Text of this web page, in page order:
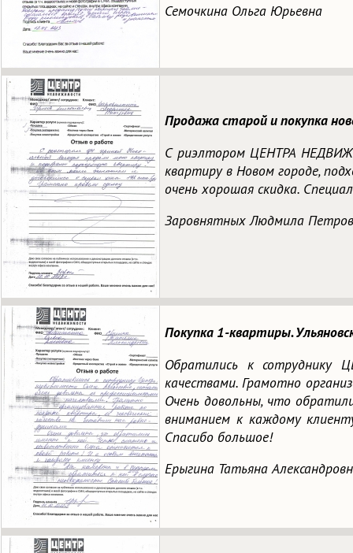
Семочкина Ольга Юрьевна
Продажа старой и покупка
С риэлтором ЦЕНТРА
квартиру в Новом городе,
очень хорошая скидка.
Заровнятных Людмила
Покупка 1-квартиры.
Обратились к сотруднику
качествами. Грамотно
Очень довольны, что
вниманием к каждому
Спасибо большое!
Ерыгина Татьяна